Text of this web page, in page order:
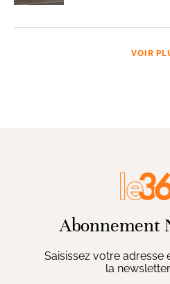
VOIR
Abonnement
Saisissez votre
la